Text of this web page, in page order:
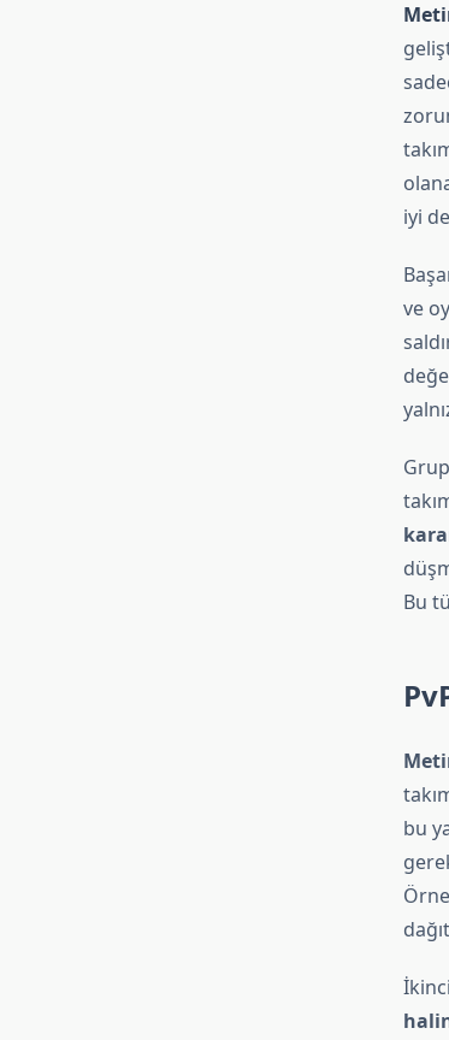
iyi
ve
Bu
bu